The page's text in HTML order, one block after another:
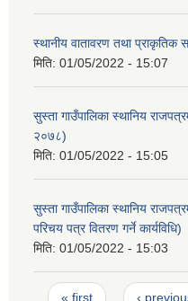
स्थानीय वातावरण तथा प्राकृतिक
मिति: 01/05/2022 - 15:07
सुस्ता गाउँपालिका स्थानिय
२०७८)
मिति: 01/05/2022 - 15:05
सुस्ता गाउँपालिका स्थानिय
परिचय पत्र वितरण गर्ने कार्यविधि)
मिति: 01/05/2022 - 15:03
« first ‹